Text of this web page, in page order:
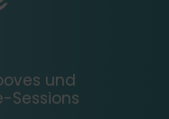
und
Sessions